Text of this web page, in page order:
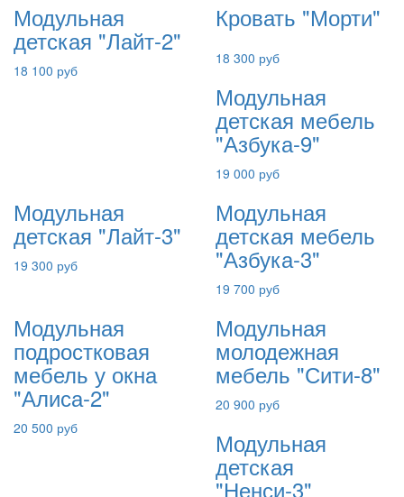
Модульная
детская "Лайт-2"
18 100 руб
Кровать "Морти"
18 300 руб
Модульная
детская мебель
"Азбука-9"
19 000 руб
Модульная
детская "Лайт-3"
19 300 руб
Модульная
детская мебель
"Азбука-3"
19 700 руб
Модульная
подростковая
мебель у окна
"Алиса-2"
20 500 руб
Модульная
молодежная
мебель "Сити-8"
20 900 руб
Модульная
детская
"Ненси-3"